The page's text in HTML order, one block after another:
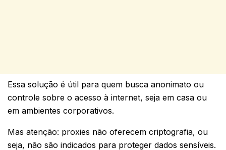
Essa solução é útil para quem busca anonimato ou
controle sobre o acesso à internet, seja em casa ou
em ambientes corporativos.
Mas atenção: proxies não oferecem criptografia, ou
seja, não são indicados para proteger dados sensíveis.